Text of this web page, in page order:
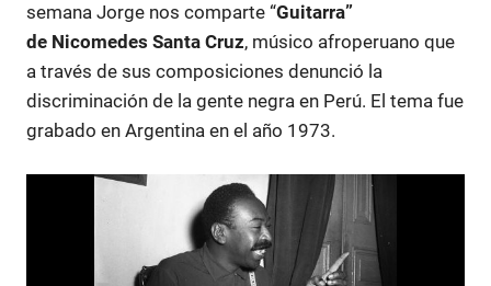
semana Jorge nos comparte “Guitarra”
de Nicomedes Santa Cruz, músico afroperuano que
a través de sus composiciones denunció la
discriminación de la gente negra en Perú. El tema fue
grabado en Argentina en el año 1973.